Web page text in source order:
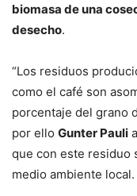
biomasa de una
desecho.
“Los residuos
como el café son
porcentaje del grano
por ello Gunter Pauli
que con este residuo
medio ambiente local.